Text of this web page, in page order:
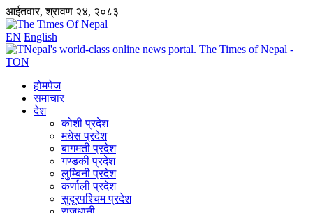
आईतवार, श्रावण २४, २०८३
EN English
होमपेज
समाचार
देश
कोशी प्रदेश
मधेस प्रदेश
बागमती प्रदेश
गण्डकी प्रदेश
लुम्बिनी प्रदेश
कर्णाली प्रदेश
सुदूरपश्चिम प्रदेश